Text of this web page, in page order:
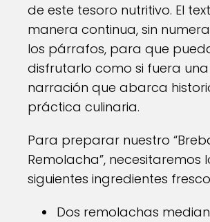
de este tesoro nutritivo. El
manera continua, sin
los párrafos, para que
disfrutarlo como si fuera
narración que abarca
práctica culinaria.
Para preparar nuestro
Remolacha”, necesitaremos
siguientes ingredientes
Dos remolachas